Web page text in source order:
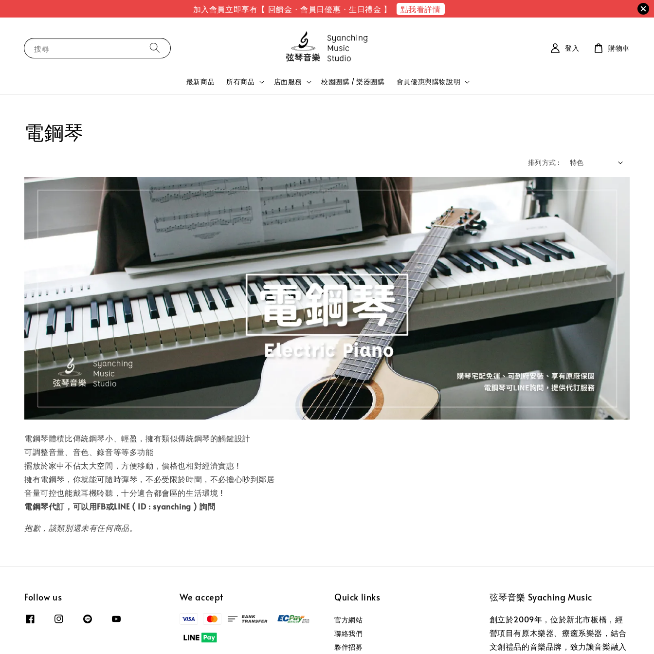
加入會員立即享有【 回饋金 · 會員日優惠 · 生日禮金 】 點我看詳情
搜尋
最新商品 所有商品 店面服務 校園團購 / 樂器團購 會員優惠與購物說明
登入 購物車
電鋼琴
排列方式 :
電鋼琴體積比傳統鋼琴小、輕盈，擁有類似傳統鋼琴的觸鍵設計
可調整音量、音色、錄音等等多功能
擺放於家中不佔太大空間，方便移動，價格也相對經濟實惠 !
擁有電鋼琴，你就能可隨時彈琴，不必受限於時間，不必擔心吵到鄰居
音量可控也能戴耳機聆聽，十分適合都會區的生活環境 !
電鋼琴代訂，可以用FB或LINE ( ID : syanching ) 詢問
抱歉，該類別還未有任何商品。
Follow us We accept Quick links
官方網站
聯絡我們
夥伴招募
弦琴音樂 Syaching Music
創立於2009年，位於新北市板橋，經
營項目有原木樂器、療癒系樂器，結合
文創禮品的音樂品牌，致力讓音樂融入